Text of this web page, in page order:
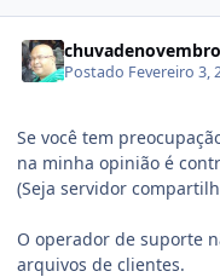
chuvadenovembro
Postado Fevereiro 3,
Se você tem
na minha opinião é
(Seja servidor
O operador de suporte
arquivos de clientes.